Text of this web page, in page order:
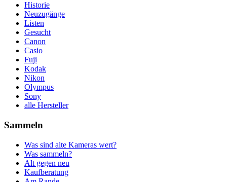
Historie
Neuzugänge
Listen
Gesucht
Canon
Casio
Fuji
Kodak
Nikon
Olympus
Sony
alle Hersteller
Sammeln
Was sind alte Kameras wert?
Was sammeln?
Alt gegen neu
Kaufberatung